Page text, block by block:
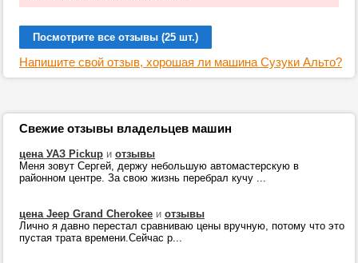
Посмотрите все отзывы (25 шт.)
Напишите свой отзыв, хорошая ли машина Сузуки Альто?
Свежие отзывы владельцев машин
цена УАЗ Pickup и отзывы
Меня зовут Сергей, держу небольшую автомастерскую в
районном центре. За свою жизнь перебрал кучу ...
цена Jeep Grand Cherokee и отзывы
Лично я давно перестал сравниваю цены вручную, потому что это
пустая трата времени.Сейчас р...